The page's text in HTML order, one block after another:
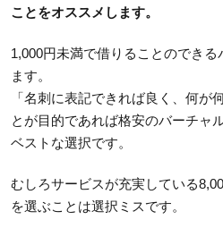
ことをオススメします。
1,000円未満で借りることのでき
ます。
「名刺に表記できれば良く、何が
とが目的であれば格安のバーチャ
ベストな選択です。
むしろサービスが充実している
を選ぶことは選択ミスです。